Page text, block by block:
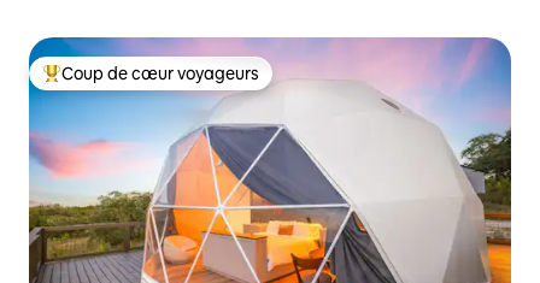
Coup de cœur voyageurs parmi les plus aimés
Coup de cœur voyageurs